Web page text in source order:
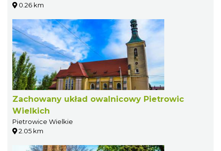
0.26 km
Zachowany układ owalnicowy Pietrowic
Wielkich
Pietrowice Wielkie
2.05 km